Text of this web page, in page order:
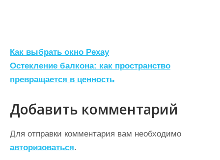
Н
а
в
и
г
а
ц
Как выбрать окно Рехау
Остекление балкона: как пространство
превращается в ценность
Добавить комментарий
Для отправки комментария вам необходимо
авторизоваться.